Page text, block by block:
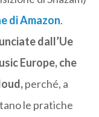
di Amazon.
dall’Ue
Europe, che
perché, a
le pratiche